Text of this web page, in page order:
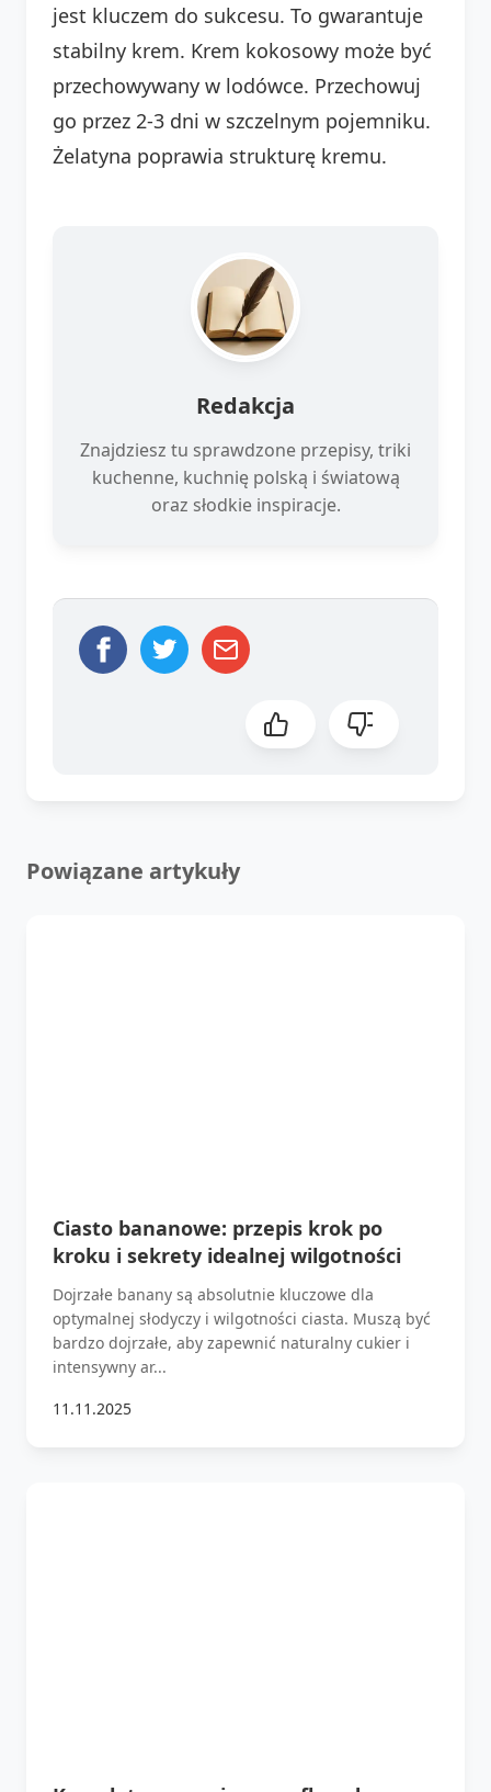
jest kluczem do sukcesu. To gwarantuje
stabilny krem. Krem kokosowy może być
przechowywany w lodówce. Przechowuj
go przez 2-3 dni w szczelnym pojemniku.
Żelatyna poprawia strukturę kremu.
Redakcja
Znajdziesz tu sprawdzone przepisy, triki
kuchenne, kuchnię polską i światową
oraz słodkie inspiracje.
Powiązane artykuły
Ciasto bananowe: przepis krok po
kroku i sekrety idealnej wilgotności
Dojrzałe banany są absolutnie kluczowe dla
optymalnej słodyczy i wilgotności ciasta. Muszą być
bardzo dojrzałe, aby zapewnić naturalny cukier i
intensywny ar...
11.11.2025